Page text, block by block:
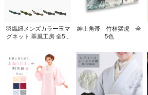
羽織紐メンズカラー玉マ
グネット 翠風工房 全5...
紳士角帯 竹林猛虎 全
5色